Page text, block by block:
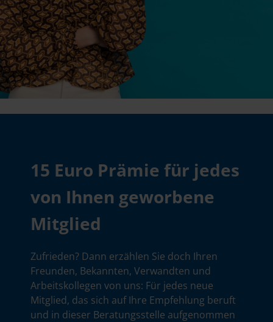
15 Euro Prämie für jedes
von Ihnen geworbene
Mitglied
Zufrieden? Dann erzählen Sie doch Ihren
Freunden, Bekannten, Verwandten und
Arbeitskollegen von uns: Für jedes neue
Mitglied, das sich auf Ihre Empfehlung beruft
und in dieser Beratungsstelle aufgenommen